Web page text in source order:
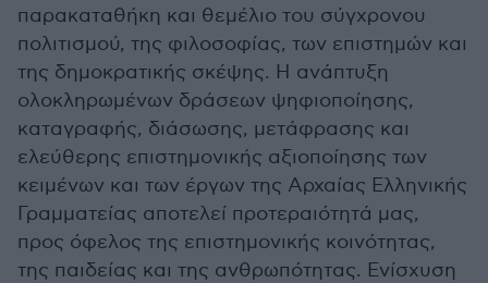
παρακαταθήκη και θεμέλιο του σύγχρονου
πολιτισμού, της φιλοσοφίας, των επιστημών και
της δημοκρατικής σκέψης. Η ανάπτυξη
ολοκληρωμένων δράσεων ψηφιοποίησης,
καταγραφής, διάσωσης, μετάφρασης και
ελεύθερης επιστημονικής αξιοποίησης των
κειμένων και των έργων της Αρχαίας Ελληνικής
Γραμματείας αποτελεί προτεραιότητά μας,
προς όφελος της επιστημονικής κοινότητας,
της παιδείας και της ανθρωπότητας. Ενίσχυση